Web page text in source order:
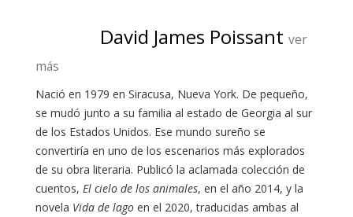
David James Poissant ver
más
Nació en 1979 en Siracusa, Nueva York. De pequeño,
se mudó junto a su familia al estado de Georgia al sur
de los Estados Unidos. Ese mundo sureño se
convertiría en uno de los escenarios más explorados
de su obra literaria. Publicó la aclamada colección de
cuentos, El cielo de los animales, en el año 2014, y la
novela Vida de lago en el 2020, traducidas ambas al